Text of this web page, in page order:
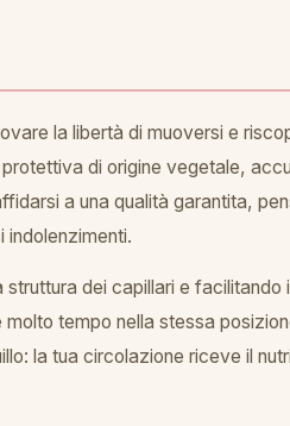
la libertà di muoversi e
di origine vegetale,
a una qualità garantita,
dei capillari e
tempo nella stessa
la tua circolazione riceve il